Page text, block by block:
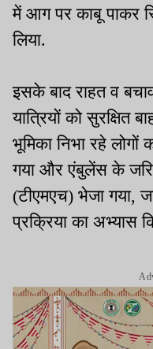
में आग पर काबू पाकर
लिया.
इसके बाद राहत व
यात्रियों को सुरक्षित
भूमिका निभा रहे लोगों
गया और एंबुलेंस के
(टीएमएच) भेजा गया,
प्रक्रिया का अभ्यास